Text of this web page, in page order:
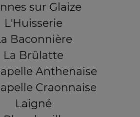
sur Glaize
L'Huisserie
Baconnière
La Brûlatte
Anthenaise
Craonnaise
Laigné